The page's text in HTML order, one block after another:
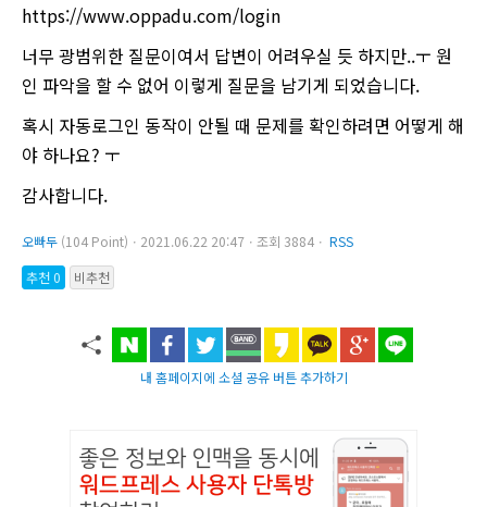
https://www.oppadu.com/login
너무 광범위한 질문이여서 답변이 어려우실 듯 하지만..ㅜ 원
인 파악을 할 수 없어 이렇게 질문을 남기게 되었습니다.
혹시 자동로그인 동작이 안될 때 문제를 확인하려면 어떻게 해
야 하나요? ㅜ
감사합니다.
오빠두 (104 Point)ㆍ2021.06.22 20:47ㆍ조회 3884ㆍ RSS
추천 0
비추천
내 홈페이지에 소셜 공유 버튼 추가하기